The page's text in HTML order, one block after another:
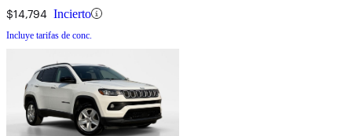
$14,794 Incierto
Incluye tarifas de conc.